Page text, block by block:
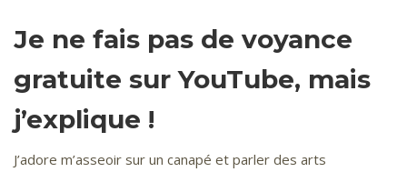
Je ne fais pas de voyance
gratuite sur YouTube, mais
j’explique !
J’adore m’asseoir sur un canapé et parler des arts